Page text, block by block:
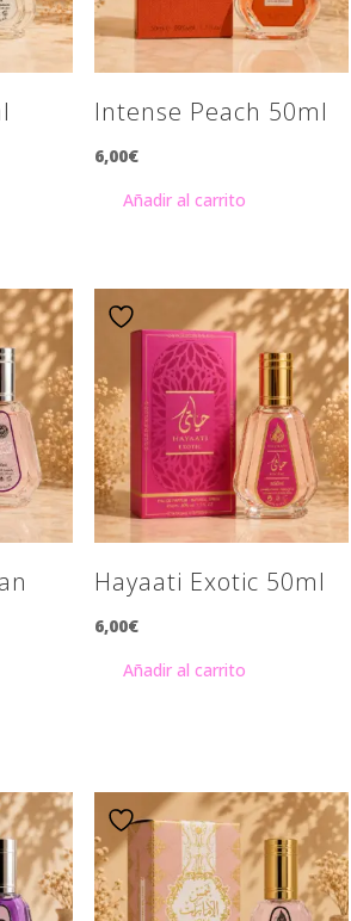
Intense Peach 50ml
6,00€
Añadir al carrito
Hayaati Exotic 50ml
6,00€
Añadir al carrito